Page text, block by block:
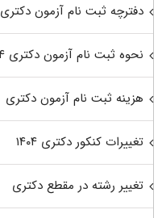
دفترچه ثبت نام آزمون دکتری ۱۴۰۴
نحوه ثبت نام آزمون دکتری ۱۴۰۴
هزینه ثبت نام آزمون دکتری
تغییرات کنکور دکتری ۱۴۰۴
تغییر رشته در مقطع دکتری